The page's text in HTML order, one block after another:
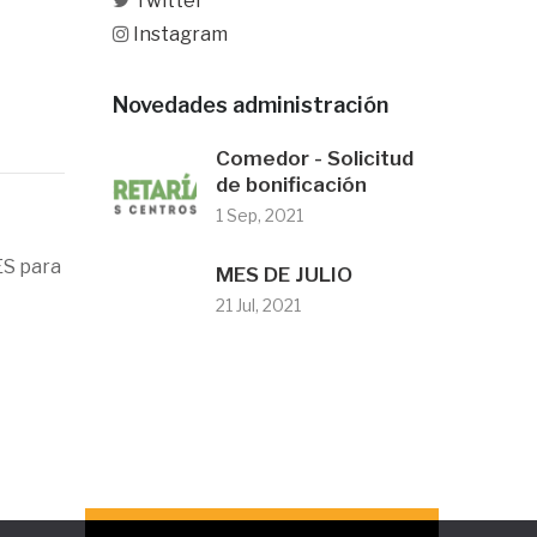
para
Instagram
Novedades administración
Comedor - Solicitud
de bonificación
1 Sep, 2021
MES DE JULIO
21 Jul, 2021